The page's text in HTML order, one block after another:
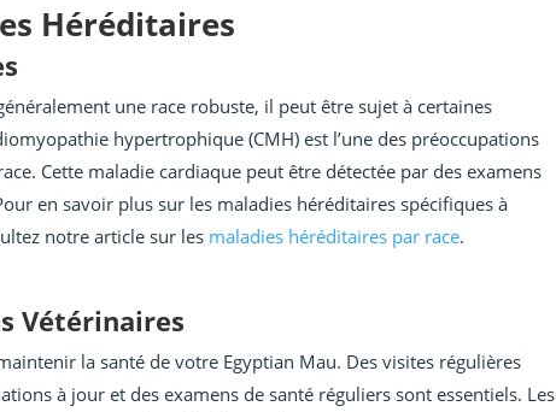
Héréditaires
une race robuste, il peut être sujet à certaines
hypertrophique (CMH) est l’une des préoccupations
Cette maladie cardiaque peut être détectée par des examens
en savoir plus sur les maladies héréditaires spécifiques à
notre article sur les maladies héréditaires par race.
Vétérinaires
la santé de votre Egyptian Mau. Des visites régulières
à jour et des examens de santé réguliers sont essentiels. Les